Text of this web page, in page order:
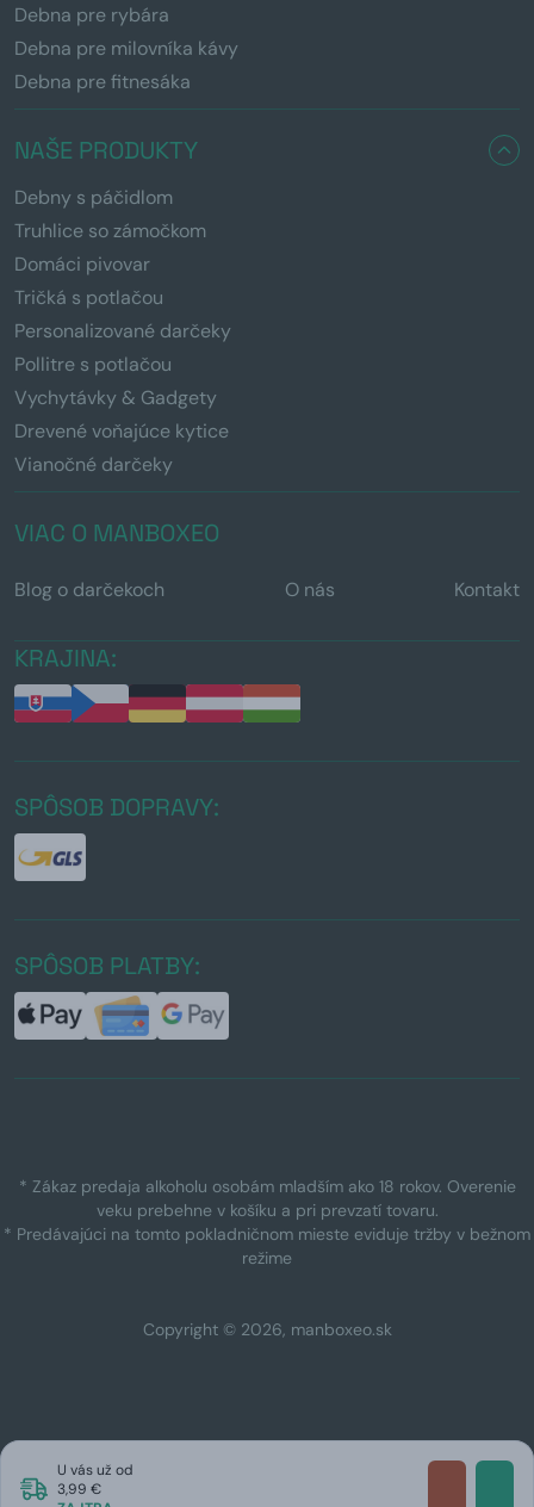
U vás už od
3,99 €
Debna pre rybára
Debna pre milovníka kávy
Debna pre fitnesáka
NAŠE PRODUKTY
Debny s páčidlom
Truhlice so zámočkom
Domáci pivovar
Tričká s potlačou
Personalizované darčeky
Pollitre s potlačou
Vychytávky & Gadgety
Drevené voňajúce kytice
Vianočné darčeky
VIAC O MANBOXEO
Blog o darčekoch O nás Kontakt
KRAJINA:
SPÔSOB DOPRAVY:
SPÔSOB PLATBY:
* Zákaz predaja alkoholu osobám mladším ako 18 rokov. Overenie
veku prebehne v košíku a pri prevzatí tovaru.
* Predávajúci na tomto pokladničnom mieste eviduje tržby v bežnom
režime
Copyright © 2026, manboxeo.sk